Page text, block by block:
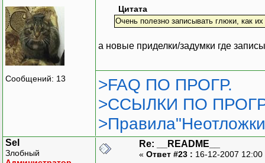
Сообщений: 13
Цитата
Очень полезно записывать глюки, как их
а новые приделки/задумки где
>FAQ ПО ПРОГР.
>ССЫЛКИ ПО
Sel
Злобный
Re: __README__
« Ответ #23 : 16-12-2007